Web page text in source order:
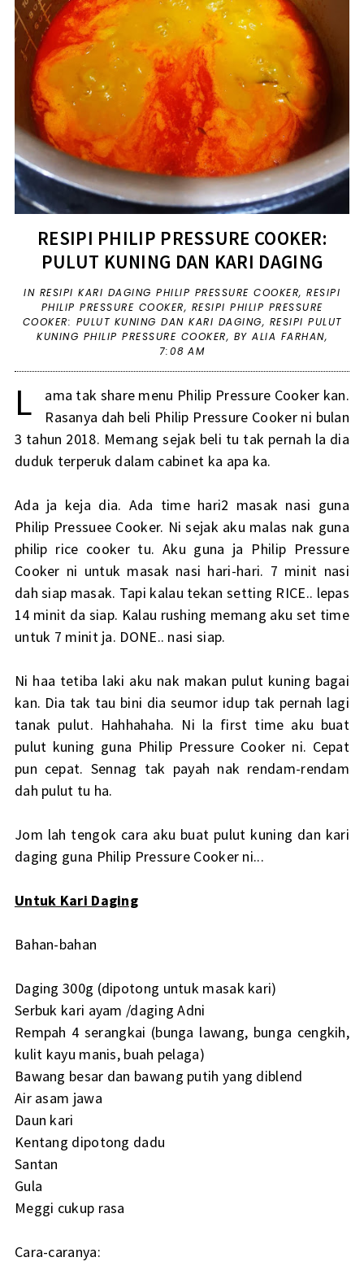
RESIPI PHILIP PRESSURE COOKER:
PULUT KUNING DAN KARI DAGING
IN RESIPI KARI DAGING PHILIP PRESSURE COOKER, RESIPI
PHILIP PRESSURE COOKER, RESIPI PHILIP PRESSURE
COOKER: PULUT KUNING DAN KARI DAGING, RESIPI PULUT
KUNING PHILIP PRESSURE COOKER, BY ALIA FARHAN,
7:08 AM
L
ama tak share menu Philip Pressure Cooker kan.
Rasanya dah beli Philip Pressure Cooker ni bulan
3 tahun 2018. Memang sejak beli tu tak pernah la dia
duduk terperuk dalam cabinet ka apa ka.
Ada ja keja dia. Ada time hari2 masak nasi guna
Philip Pressuee Cooker. Ni sejak aku malas nak guna
philip rice cooker tu. Aku guna ja Philip Pressure
Cooker ni untuk masak nasi hari-hari. 7 minit nasi
dah siap masak. Tapi kalau tekan setting RICE.. lepas
14 minit da siap. Kalau rushing memang aku set time
untuk 7 minit ja. DONE.. nasi siap.
Ni haa tetiba laki aku nak makan pulut kuning bagai
kan. Dia tak tau bini dia seumor idup tak pernah lagi
tanak pulut. Hahhahaha. Ni la first time aku buat
pulut kuning guna Philip Pressure Cooker ni. Cepat
pun cepat. Sennag tak payah nak rendam-rendam
dah pulut tu ha.
Jom lah tengok cara aku buat pulut kuning dan kari
daging guna Philip Pressure Cooker ni...
Untuk Kari Daging
Bahan-bahan
Daging 300g (dipotong untuk masak kari)
Serbuk kari ayam /daging Adni
Rempah 4 serangkai (bunga lawang, bunga cengkih,
kulit kayu manis, buah pelaga)
Bawang besar dan bawang putih yang diblend
Air asam jawa
Daun kari
Kentang dipotong dadu
Santan
Gula
Meggi cukup rasa
Cara-caranya: